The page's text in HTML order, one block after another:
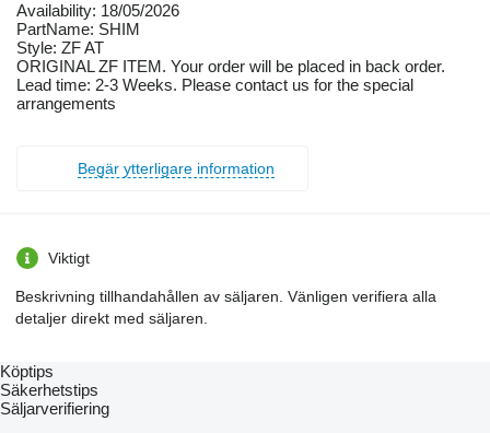
Availability: 18/05/2026
PartName: SHIM
Style: ZF AT
ORIGINAL ZF ITEM. Your order will be placed in back order.
Lead time: 2-3 Weeks. Please contact us for the special
arrangements
Begär ytterligare information
Viktigt
Beskrivning tillhandahållen av säljaren. Vänligen verifiera alla
detaljer direkt med säljaren.
Köptips
Säkerhetstips
Säljarverifiering